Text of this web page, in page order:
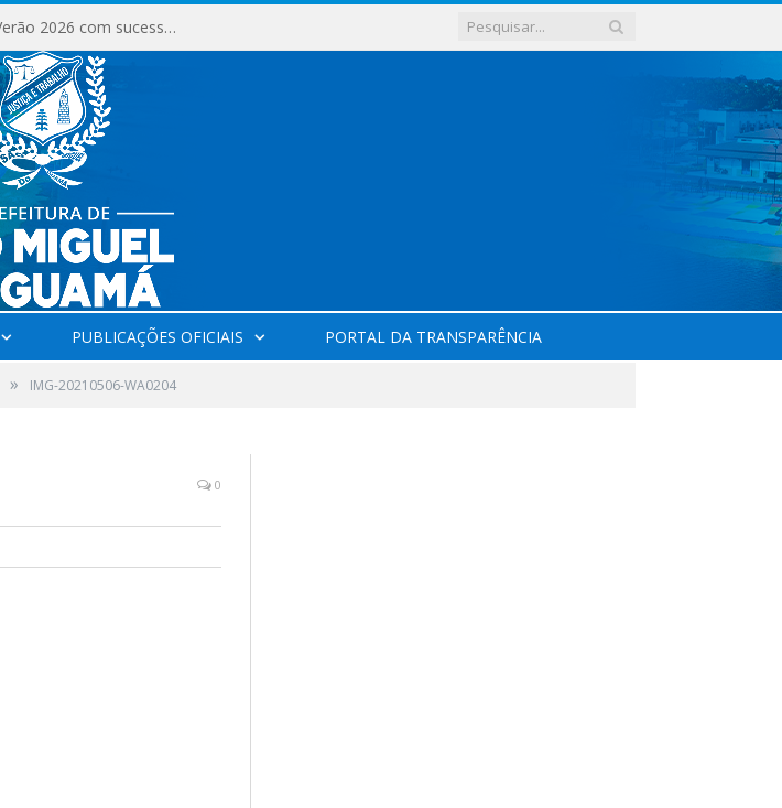
São Miguel do Guamá encerra os Jogos de Verão 2026 com sucesso de público e competições.
PUBLICAÇÕES OFICIAIS PORTAL DA TRANSPARÊNCIA
» IMG-20210506-WA0204
0